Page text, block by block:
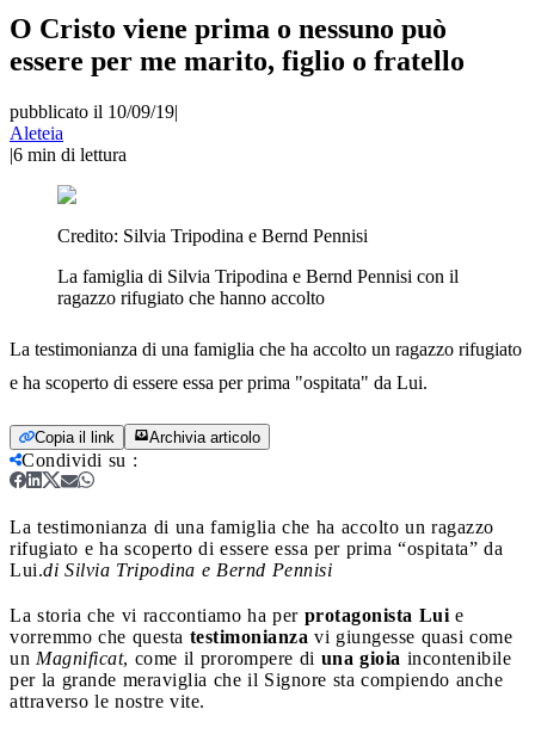
O Cristo viene prima o nessuno può
essere per me marito, figlio o fratello
pubblicato il 10/09/19|
Aleteia
|6 min di lettura
Credito: Silvia Tripodina e Bernd Pennisi
La famiglia di Silvia Tripodina e Bernd Pennisi con il
ragazzo rifugiato che hanno accolto
La testimonianza di una famiglia che ha accolto un ragazzo rifugiato
e ha scoperto di essere essa per prima "ospitata" da Lui.
Copia il link Archivia articolo
Condividi su :
La testimonianza di una famiglia che ha accolto un ragazzo
rifugiato e ha scoperto di essere essa per prima “ospitata” da
Lui.di Silvia Tripodina e Bernd Pennisi
La storia che vi raccontiamo ha per protagonista Lui e
vorremmo che questa testimonianza vi giungesse quasi come
un Magnificat, come il prorompere di una gioia incontenibile
per la grande meraviglia che il Signore sta compiendo anche
attraverso le nostre vite.